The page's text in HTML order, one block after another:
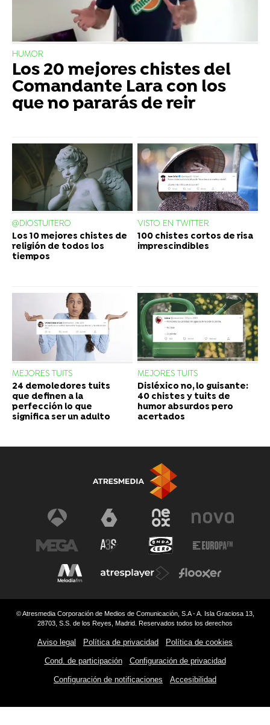
HUMOR
Los 20 mejores chistes del
Comandante Lara con los
que no pararás de reir
@DIOSTUITERO
Los 10 mejores chistes de
religión de todos los
tiempos
VISTO EN TWITTER
100 chistes cortos de risa
imprescindibles
MEJORES TUITS
24 demoledores tuits
que definen a la
perfección lo que
significa ser un adulto
MEJORES TUITS
Disléxico no, lo guisante:
40 chistes y tuits de
humor absurdos pero
acertados
© Atresmedia Corporación de Medios de Comunicación, S.A - A. Isla Graciosa 13,
28703, S.S. de los Reyes, Madrid. Reservados todos los derechos
Aviso legal Política de privacidad Política de cookies
Cond. de participación Configuración de privacidad
Configuración de notificaciones Accesibilidad